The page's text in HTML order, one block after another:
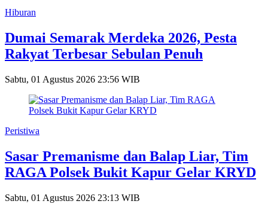
Hiburan
Dumai Semarak Merdeka 2026, Pesta
Rakyat Terbesar Sebulan Penuh
Sabtu, 01 Agustus 2026 23:56 WIB
Peristiwa
Sasar Premanisme dan Balap Liar, Tim
RAGA Polsek Bukit Kapur Gelar KRYD
Sabtu, 01 Agustus 2026 23:13 WIB